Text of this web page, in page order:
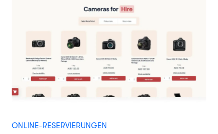
ONLINE-RESERVIERUNGEN